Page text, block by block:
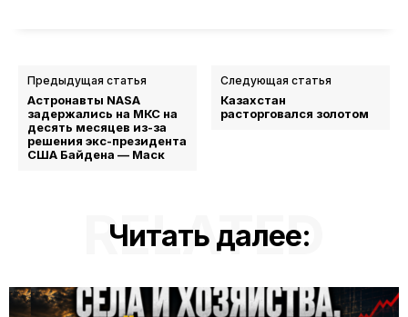
Предыдущая статья
Астронавты NASA
задержались на МКС на
десять месяцев из-за
решения экс-президента
США Байдена — Маск
Следующая статья
Казахстан
расторговался золотом
Читать далее:
RELATED